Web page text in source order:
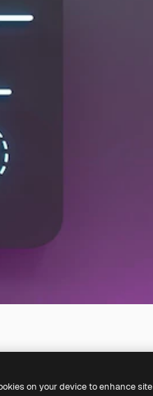
on your device to enhance site